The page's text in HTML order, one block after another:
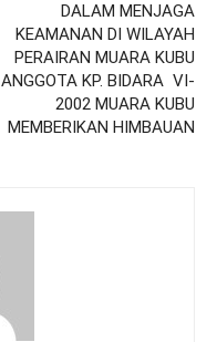
DALAM MENJAGA
KEAMANAN DI WILAYAH
PERAIRAN MUARA KUBU
ANGGOTA KP. BIDARA VI-
2002 MUARA KUBU
MEMBERIKAN HIMBAUAN‎